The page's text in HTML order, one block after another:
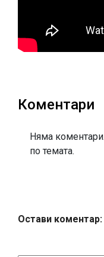
Коментари
Няма
по темата.
Остави коментар: